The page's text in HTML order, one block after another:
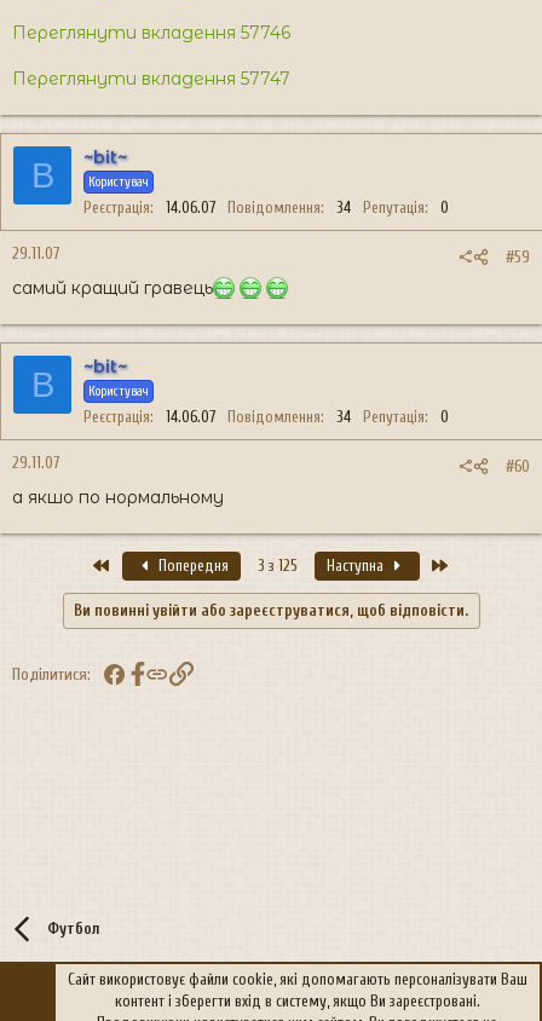
Переглянути вкладення 57746
Переглянути вкладення 57747
B ~bit~
Користувач
Реєстрація 14.06.07 Повідомлення 34 Репутація 0
29.11.07 #59
самий кращий гравець
B ~bit~
Користувач
Реєстрація 14.06.07 Повідомлення 34 Репутація 0
29.11.07 #60
а якшо по нормальному
ПершийПопередня 3 з 125 Наступна
Ви повинні увійти або зареєструватися, щоб відповісти.
Поділитися: FacebookПосилання
Футбол
Політика конфіденційності Дoпoмoга
Сайт використовує файли cookie, які допомагають персоналізувати Ваш
контент і зберегти вхід в систему, якщо Ви зареєстровані.